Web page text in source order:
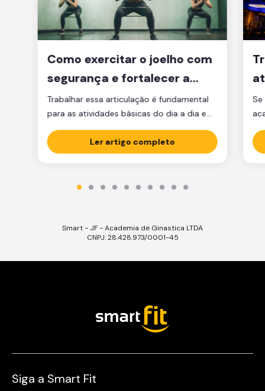
Como exercitar o joelho com
segurança e fortalecer a
articulação
Trabalhar essa articulação é fundamental
para as atividades básicas do dia a dia e
manter a qualidade de vida.
Ler artigo completo
Smart - JF - Academia de Ginastica LTDA
CNPJ: 28.428.973/0001-45
Siga a Smart Fit